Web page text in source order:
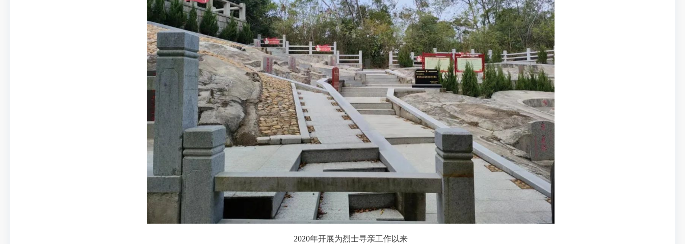
2020年开展为烈士寻亲工作以来